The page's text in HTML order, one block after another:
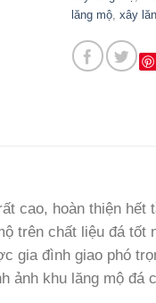
lăng mộ, xây
cao, hoàn thiện hết
trên chất liệu đá tốt
gia đình giao phó
khu lăng mộ đá